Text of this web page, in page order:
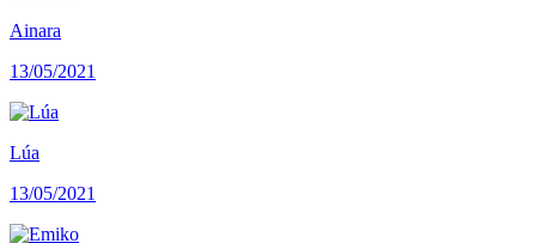
Ainara
13/05/2021
Lúa
13/05/2021